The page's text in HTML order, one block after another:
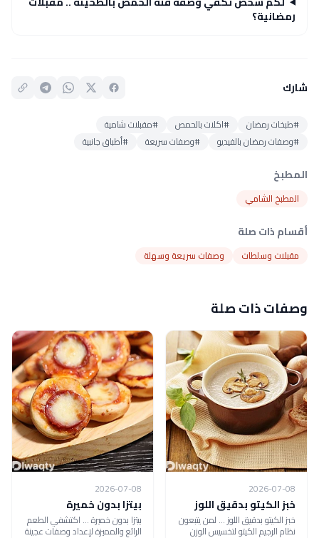
رمضانية؟
شارك
#طبخات رمضان #اكلات بالحمص
#مقبلات شامية
#وصفات رمضان بالفيديو
#وصفات سريعة #أطباق جانبية
المطبخ
المطبخ الشامي
أقسام ذات صلة
مقبلات وسلطات وصفات سريعة وسهلة
وصفات ذات صلة
2026-07-08
خبز الكيتو بدقيق اللوز
خبز الكيتو بدقيق اللوز ... لمن يتبعون
نظام الرجيم الكيتو لتخسيس الوزن
2026-07-08
بيتزا بدون خميرة
بيتزا بدون خميرة ... اكتشفي الطعم
الرائع والمميزة لإعداد وصفات عجينة